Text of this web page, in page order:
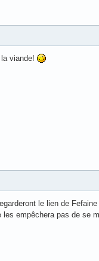
viande!
le lien de
empêchera pas de se